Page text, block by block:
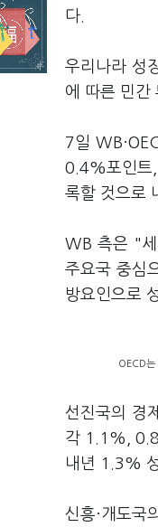
다.
우리나라 성
에 따른 민간
7일
0.4%포인트
록할 것으로
WB 측은 "세
주요국 중심
방요인으로
OECD는
선진국의 경
각 1.1%,
내년 1.3%
신흥·개도국